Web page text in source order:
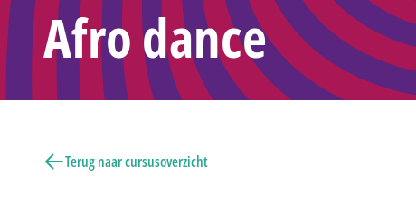
Afro dance
Terug naar cursusoverzicht